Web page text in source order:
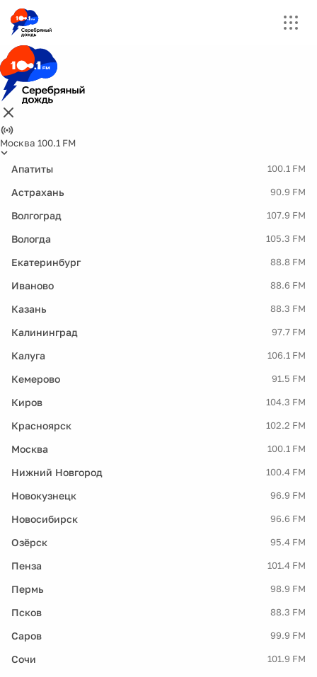
Москва 100.1 FM
Апатиты 100.1 FM
Астрахань 90.9 FM
Волгоград 107.9 FM
Вологда 105.3 FM
Екатеринбург 88.8 FM
Иваново 88.6 FM
Казань 88.3 FM
Калининград 97.7 FM
Калуга 106.1 FM
Кемерово 91.5 FM
Киров 104.3 FM
Красноярск 102.2 FM
Москва 100.1 FM
Нижний Новгород 100.4 FM
Новокузнецк 96.9 FM
Новосибирск 96.6 FM
Озёрск 95.4 FM
Пенза 101.4 FM
Пермь 98.9 FM
Псков 88.3 FM
Саров 99.9 FM
Сочи 101.9 FM